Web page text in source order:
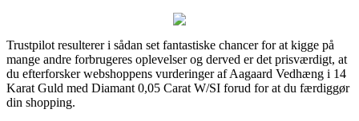
Trustpilot resulterer i sådan set fantastiske chancer for at kigge på
mange andre forbrugeres oplevelser og derved er det prisværdigt, at
du efterforsker webshoppens vurderinger af Aagaard Vedhæng i 14
Karat Guld med Diamant 0,05 Carat W/SI forud for at du færdiggør
din shopping.